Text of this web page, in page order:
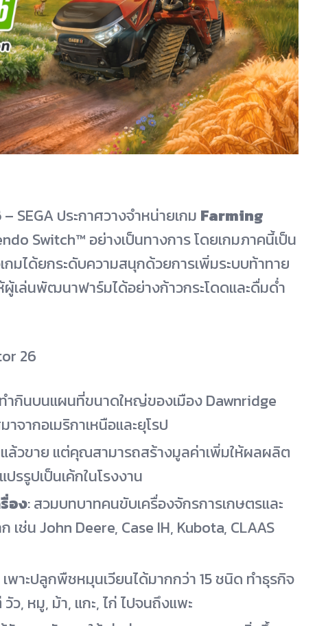
– SEGA ประกาศวางจำหน่ายเกม Farming
Switch™ อย่างเป็นทางการ โดยเกมภาคนี้เป็น
มได้ยกระดับความสนุกด้วยการเพิ่มระบบท้าทาย
เล่นพัฒนาฟาร์มได้อย่างก้าวกระโดดและดื่มด่ำ
26
ำกินบนแผนที่ขนาดใหญ่ของเมือง Dawnridge
จากอเมริกาเหนือและยุโรป
แล้วขาย แต่คุณสามารถสร้างมูลค่าเพิ่มให้ผลผลิต
รรูปเป็นเค้กในโรงงาน
อง: สวมบทบาทคนขับเครื่องจักรการเกษตรและ
เช่น John Deere, Case IH, Kubota, CLAAS
เพาะปลูกพืชหมุนเวียนได้มากกว่า 15 ชนิด ทำธุรกิจ
ว, หมู, ม้า, แกะ, ไก่ ไปจนถึงแพะ